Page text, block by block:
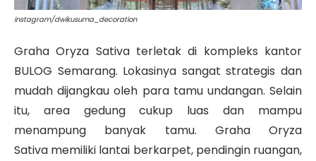
instagram/dwikusuma_decoration
Graha Oryza Sativa terletak di kompleks kantor
BULOG Semarang. Lokasinya sangat strategis dan
mudah dijangkau oleh para tamu undangan. Selain
itu, area gedung cukup luas dan mampu
menampung banyak tamu. Graha Oryza
Sativa memiliki lantai berkarpet, pendingin ruangan,